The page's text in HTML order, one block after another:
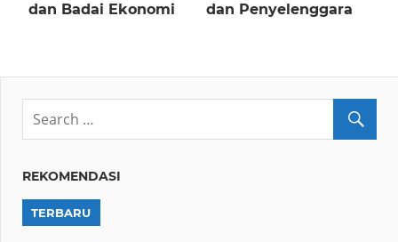
dan Badai Ekonomi
dan Penyelenggara
REKOMENDASI
TERBARU